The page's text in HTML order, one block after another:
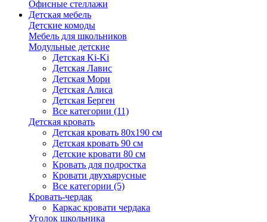
Офисные стеллажи
Детская мебель
Детские комоды
Мебель для школьников
Модульные детские
Детская Ki-Ki
Детская Лавис
Детская Мори
Детская Алиса
Детская Берген
Все категории (11)
Детская кровать
Детская кровать 80х190 см
Детская кровать 90 см
Детские кровати 80 см
Кровать для подростка
Кровати двухъярусные
Все категории (5)
Кровать-чердак
Каркас кровати чердака
Уголок школьника